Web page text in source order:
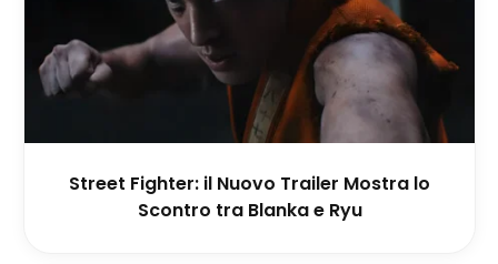
Street Fighter: il Nuovo Trailer Mostra lo
Scontro tra Blanka e Ryu